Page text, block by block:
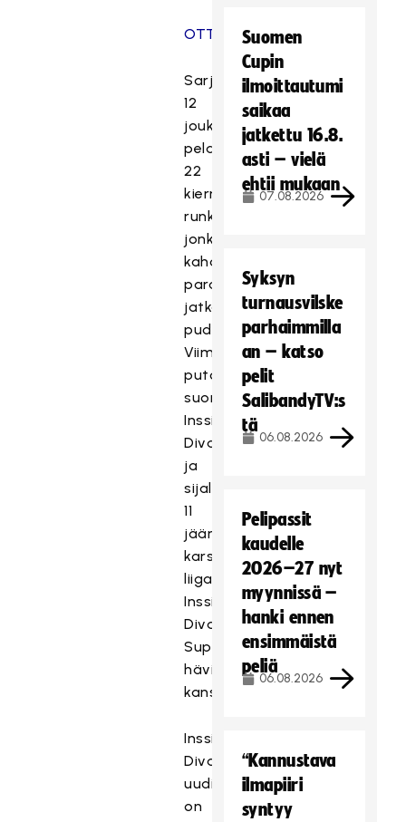
OTTELUOHJELMAAN
Sarjan
12
joukkuetta
pelaavat
22
kierroksen
runkosarjan,
jonka
kahdeksan
parasta
jatkaa
pudotuspeleihin.
Viimeinen
putoaa
suoraan
Inssi-
Divariin,
ja
sijalle
11
jäänyt
karsii
liigapaikasta
Inssi-
Divarin
Superfinaalin
häviäjän
kanssa.
Inssi-
Divarissa
uudistuksena
on
Suomen
Cupin
ilmoittautumi
saikaa
jatkettu 16.8.
asti – vielä
ehtii mukaan
07.08.2026
Syksyn
turnausvilske
parhaimmilla
an – katso
pelit
SalibandyTV:s
tä
06.08.2026
Pelipassit
kaudelle
2026–27 nyt
myynnissä –
hanki ennen
ensimmäistä
peliä
06.08.2026
“Kannustava
ilmapiiri
syntyy